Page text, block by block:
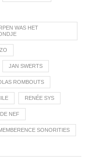
WAS HET
JAN SWERTS
ROMBOUTS
RENÉE SYS
NEF
SONORITIES